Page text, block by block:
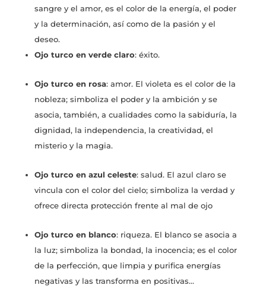
sangre y el amor, es el color de la energía, el poder
y la determinación, así como de la pasión y el
deseo.
Ojo turco en verde claro: éxito.
Ojo turco en rosa: amor. El violeta es el color de la
nobleza; simboliza el poder y la ambición y se
asocia, también, a cualidades como la sabiduría, la
dignidad, la independencia, la creatividad, el
misterio y la magia.
Ojo turco en azul celeste: salud. El azul claro se
vincula con el color del cielo; simboliza la verdad y
ofrece directa protección frente al mal de ojo
Ojo turco en blanco: riqueza. El blanco se asocia a
la luz; simboliza la bondad, la inocencia; es el color
de la perfección, que limpia y purifica energías
negativas y las transforma en positivas…